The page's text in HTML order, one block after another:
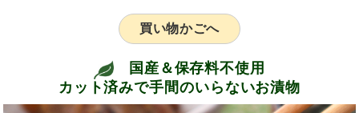
買い物かごへ
国産＆保存料不使用
カット済みで手間のいらないお漬物